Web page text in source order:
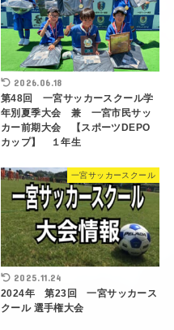
2026.06.18
第48回 一宮サッカースクール学
年別夏季大会 兼 一宮市民サッ
カー前期大会 【スポーツDEPO
カップ】 １年生
一宮サッカースクール
2025.11.24
2024年 第23回 一宮サッカース
クール 選手権大会